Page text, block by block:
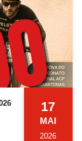
17
MAI
2026